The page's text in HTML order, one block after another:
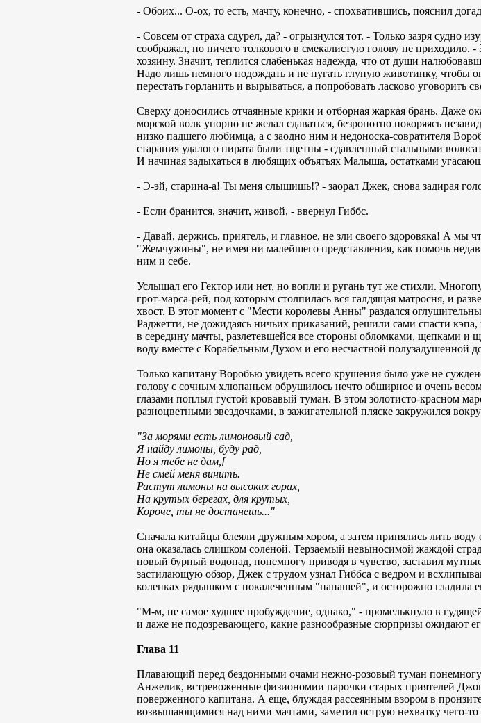
- Обоих... О-ох, то есть, мачту, конечно, - спохватившись, пояснил
- Совсем от страха сдурел, да? - огрызнулся тот. - Только зазря судно
соображал, но ничего толкового в смекалистую голову не
хозяину. Значит, теплится слабенькая надежда, что от души
Надо лишь немного подождать и не пугать глупую животинку, чтобы
перестать горланить и вырываться, а попробовать ласково уговорить
Сверху доносились отчаянные крики и отборная жаркая брань. Даже
морской волк упорно не желал сдаваться, безропотно покоряясь
низко падшего любимца, а с заодно ним и недоноска-совратителя
старания удалого пирата были тщетны - сдавленный стальными
И начиная задыхаться в любящих объятьях Малыша, остатками
- Э-эй, старина-а! Ты меня слышишь!? - заорал Джек, снова задирая
- Если бранится, значит, живой, - ввернул Гиббс.
- Давай, держись, приятель, и главное, не зли своего здоровяка! А мы
"Жемчужины", не имея ни малейшего представления, как помочь
ним и себе.
Услышал его Гектор или нет, но вопли и ругань тут же стихли.
грот-марса-рей, под которым столпилась вся галдящая матросня, и
хвост. В этот момент с "Мести королевы Анны" раздался
Раджетти, не дожидаясь ничьих приказаний, решили сами спасти
в середину мачты, разлетевшейся все стороны обломками, щепками и
воду вместе с Корабельным Духом и его несчастной полузадушенной
Только капитану Воробью увидеть всего крушения было уже не
голову с сочным хлюпаньем обрушилось нечто обширное и очень
глазами поплыл густой кровавый туман. В этом золотисто-красном
разноцветными звездочками, в зажигательной пляске закружился
"За морями есть лимоновый сад,
Я найду лимоны, буду рад,
Но я тебе не дам,[
Не смей меня винить.
Растут лимоны на высоких горах,
На крутых берегах, для крутых,
Короче, ты не достанешь..."
Сначала китайцы блеяли дружным хором, а затем принялись лить
она оказалась слишком соленой. Терзаемый невыносимой жаждой
новый бурный водопад, понемногу приводя в чувство, заставил
застилающую обзор, Джек с трудом узнал Гиббса с ведром и
коленках рядышком с покалеченным "папашей", и осторожно гладила
"М-м, не самое худшее пробуждение, однако," - промелькнуло в
и даже не подозревающего, какие разнообразные сюрпризы ожидают
Глава 11
Плавающий перед бездонными очами нежно-розовый туман
Анжелик, встревоженные физиономии парочки старых приятелей
поверженного капитана. А еще, блуждая рассеянным взором в
возвышающимися над ними мачтами, заметил острую нехватку чего-